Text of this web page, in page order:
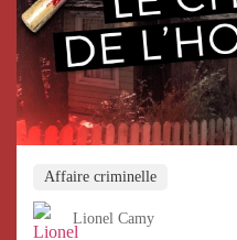
Affaire criminelle
Lionel Camy